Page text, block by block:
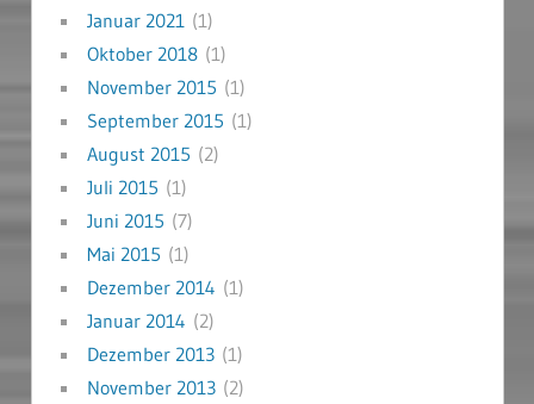
Januar 2021 (1)
Oktober 2018(1)
November 2015 (1)
September 2015 (1)
August 2015 (2)
Juli 2015 (1)
Juni 2015 (7)
Mai 2015 (1)
Dezember 2014 (1)
Januar 2014 (2)
Dezember 2013(1)
November 2013(2)